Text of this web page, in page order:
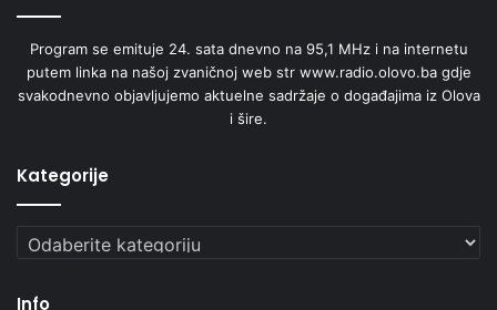
Program se emituje 24. sata dnevno na 95,1 MHz i na internetu
putem linka na našoj zvaničnoj web str www.radio.olovo.ba gdje
svakodnevno objavljujemo aktuelne sadržaje o događajima iz Olova
i šire.
Kategorije
Kategorije
Info